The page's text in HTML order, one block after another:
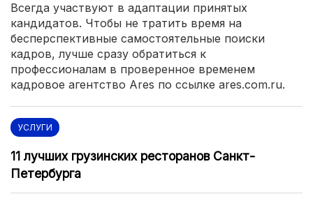
Всегда участвуют в адаптации принятых
кандидатов. Чтобы не тратить время на
бесперспективные самостоятельные поиски
кадров, лучше сразу обратиться к
профессионалам в проверенное временем
кадровое агентство Ares по ссылке ares.com.ru.
УСЛУГИ
11 лучших грузинских ресторанов Санкт-
Петербурга